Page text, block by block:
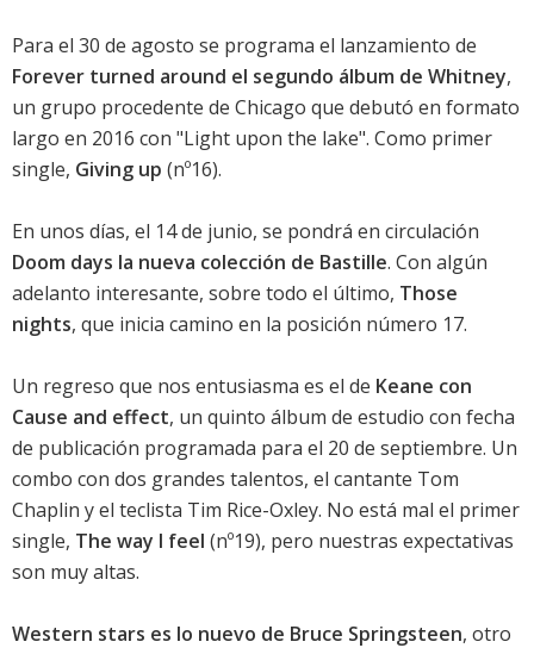
Para el 30 de agosto se programa el lanzamiento de
Forever turned around el segundo álbum de Whitney,
un grupo procedente de Chicago que debutó en formato
largo en 2016 con "Light upon the lake". Como primer
single, Giving up (nº16).
En unos días, el 14 de junio, se pondrá en circulación
Doom days la nueva colección de Bastille. Con algún
adelanto interesante, sobre todo el último, Those
nights, que inicia camino en la posición número 17.
Un regreso que nos entusiasma es el de Keane con
Cause and effect, un quinto álbum de estudio con fecha
de publicación programada para el 20 de septiembre. Un
combo con dos grandes talentos, el cantante Tom
Chaplin y el teclista Tim Rice-Oxley. No está mal el primer
single, The way I feel (nº19), pero nuestras expectativas
son muy altas.
Western stars es lo nuevo de Bruce Springsteen, otro